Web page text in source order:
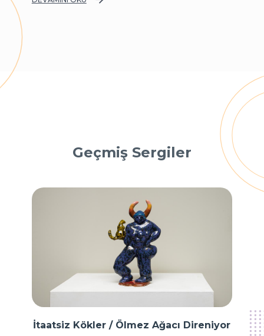
Geçmiş Sergiler
İtaatsiz Kökler / Ölmez Ağacı Direniyor